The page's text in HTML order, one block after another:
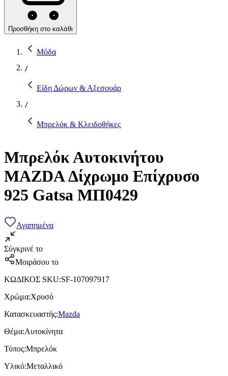
Προσθήκη στο καλάθι
Μόδα
/
Είδη Δώρων & Αξεσουάρ
/
Μπρελόκ & Κλειδοθήκες
Μπρελόκ Αυτοκινήτου
MAZDA Δίχρωμο Επίχρυσο
925 Gatsa ΜΠ0429
Αγαπημένα
Σύγκρινέ το
Μοιράσου το
ΚΩΔΙΚΟΣ SKU:SF-107097917
Χρώμα:Χρυσό
Κατασκευαστής:Mazda
Θέμα:Αυτοκίνητα
Τύπος:Μπρελόκ
Υλικό:Μεταλλικό